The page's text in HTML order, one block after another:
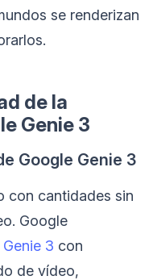
se renderizan
de la
Genie 3
Google Genie 3
con cantidades sin
Google
3 con
de vídeo,